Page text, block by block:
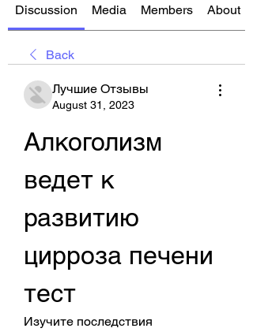
Discussion Media Members About
Back
Лучшие Отзывы
August 31, 2023
Алкоголизм
ведет к
развитию
цирроза печени
тест
Изучите последствия